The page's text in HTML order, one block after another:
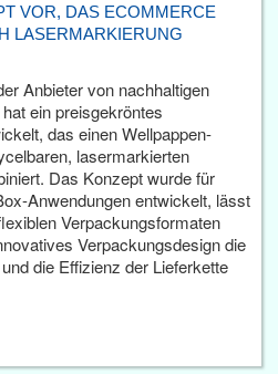
VOR, DAS ECOMMERCE
LASERMARKIERUNG
Anbieter von nachhaltigen
ein preisgekröntes
das einen Wellpappen-
lasermarkierten
Das Konzept wurde für
Anwendungen entwickelt, lässt
Verpackungsformaten
Verpackungsdesign die
die Effizienz der Lieferkette